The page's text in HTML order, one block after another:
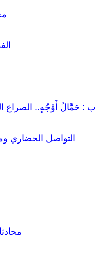
: حَمَّالُ أَوْجُهٍ.. الصراع
التواصل الحضاري